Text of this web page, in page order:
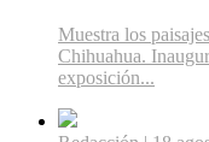
Muestra los
Chihuahua.
exposición...